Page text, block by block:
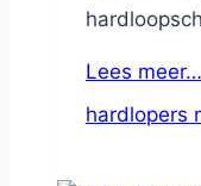
Lees meer…
hardlopers